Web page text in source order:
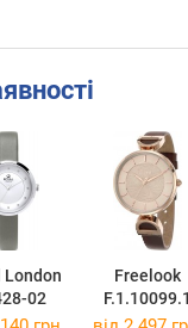
London
02
Freelook